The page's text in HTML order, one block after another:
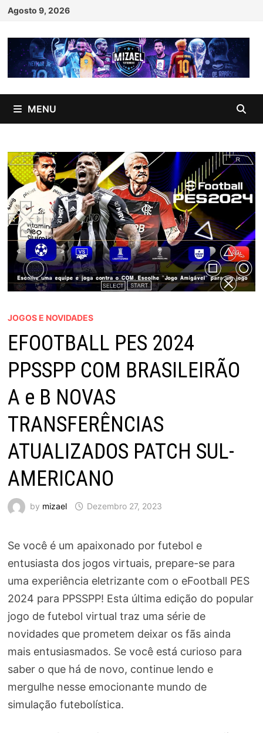
Skip
content
Agosto 9, 2026
MENU
JOGOS E NOVIDADES
EFOOTBALL PES 2024
PPSSPP COM BRASILEIRÃO
A e B NOVAS
TRANSFERÊNCIAS
ATUALIZADOS PATCH SUL-
AMERICANO
by mizael Dezembro 27, 2023
Se você é um apaixonado por futebol e
entusiasta dos jogos virtuais, prepare-se para
uma experiência eletrizante com o eFootball PES
2024 para PPSSPP! Esta última edição do popular
jogo de futebol virtual traz uma série de
novidades que prometem deixar os fãs ainda
mais entusiasmados. Se você está curioso para
saber o que há de novo, continue lendo e
mergulhe nesse emocionante mundo de
simulação futebolística.